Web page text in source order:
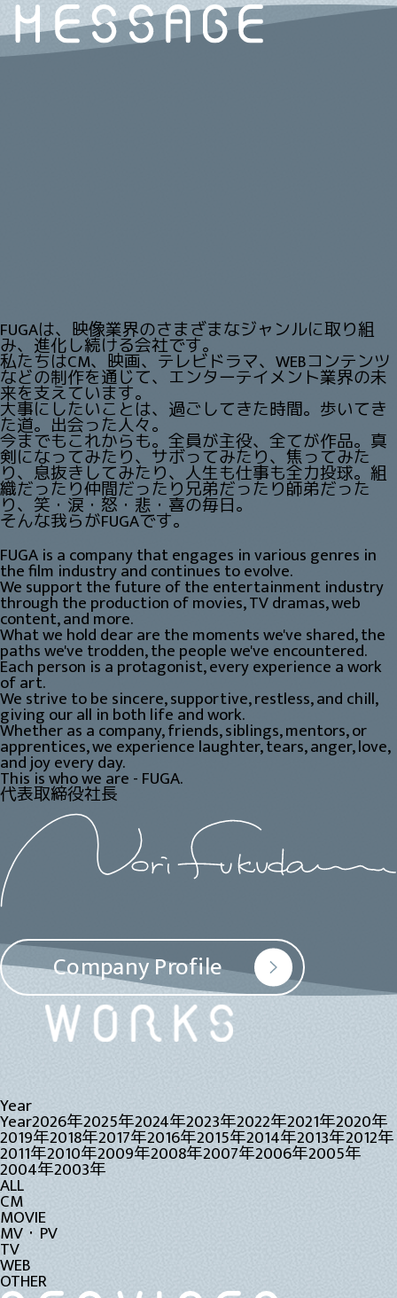
FUGAは、映像業界のさまざまなジャンルに取り組
み、進化し続ける会社です。
私たちはCM、映画、テレビドラマ、WEBコンテンツ
などの制作を通じて、エンターテイメント業界の未
来を支えています。
大事にしたいことは、過ごしてきた時間。歩いてき
た道。出会った人々。
今までもこれからも。全員が主役、全てが作品。真
剣になってみたり、サボってみたり、焦ってみた
り、息抜きしてみたり、人生も仕事も全力投球。組
織だったり仲間だったり兄弟だったり師弟だった
り、 笑・涙・怒・悲・喜の毎日。
そんな我らがFUGAです。
FUGA is a company that engages in various genres in
the film industry and continues to evolve.
We support the future of the entertainment industry
through the production of movies, TV dramas, web
content, and more.
What we hold dear are the moments we've shared, the
paths we've trodden, the people we've encountered.
Each person is a protagonist, every experience a work
of art.
We strive to be sincere, supportive, restless, and chill,
giving our all in both life and work.
Whether as a company, friends, siblings, mentors, or
apprentices, we experience laughter, tears, anger, love,
and joy every day.
This is who we are - FUGA.
代表取締役社長
Company Profile
Year
Year2026年2025年2024年2023年2022年2021年2020年
2019年2018年2017年2016年2015年2014年2013年2012年
2011年2010年2009年2008年2007年2006年2005年
2004年2003年
ALL
CM
MOVIE
MV・PV
TV
WEB
OTHER